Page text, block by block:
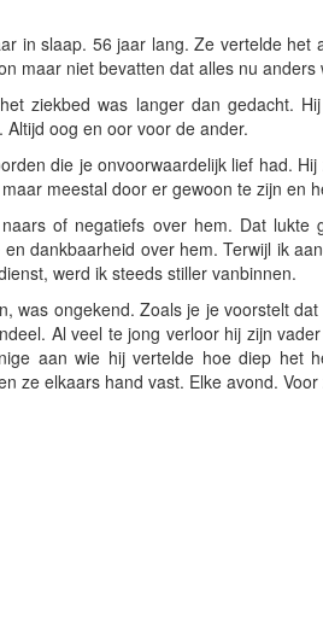
in slaap. 56 jaar lang. Ze vertelde het
maar niet bevatten dat alles nu
ziekbed was langer dan gedacht.
oog en oor voor de ander.
die je onvoorwaardelijk lief had.
meestal door er gewoon te zijn en
of negatiefs over hem. Dat lukte
dankbaarheid over hem. Terwijl ik
werd ik steeds stiller vanbinnen.
was ongekend. Zoals je je voorstelt
Al veel te jong verloor hij zijn
aan wie hij vertelde hoe diep het
ze elkaars hand vast. Elke avond.